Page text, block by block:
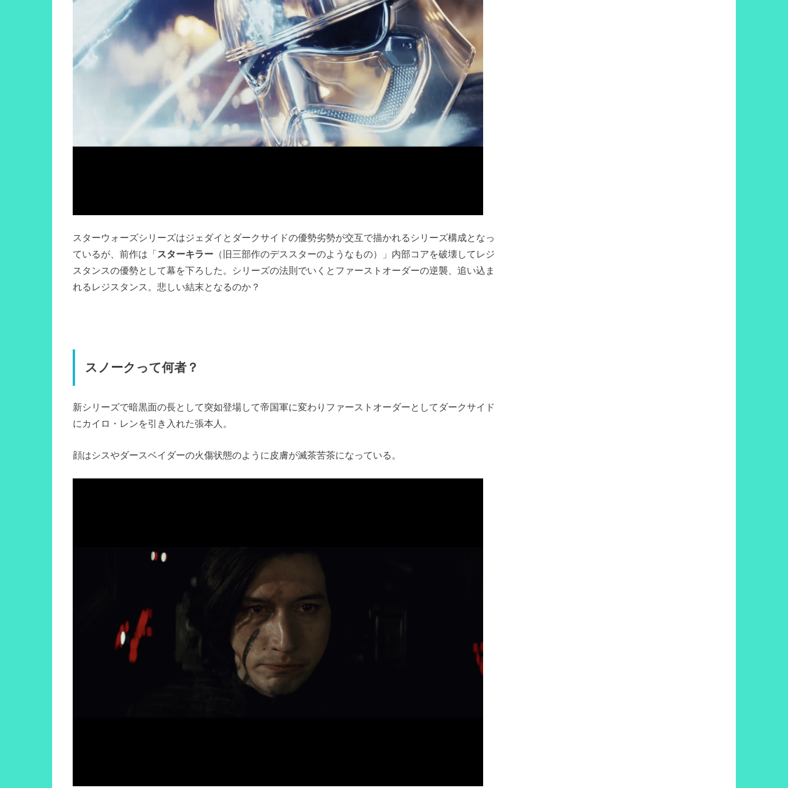
スターウォーズシリーズはジェダイとダークサイドの優勢劣勢が交互で描かれるシリーズ構成となっ
ているが、前作は「 スターキラー （旧三部作のデススターのようなもの）」内部コアを破壊してレジ
スタンスの優勢として幕を下ろした。シリーズの法則でいくとファーストオーダーの逆襲、追い込ま
れるレジスタンス。悲しい結末となるのか？
スノークって何者？
新シリーズで暗黒面の長として突如登場して帝国軍に変わりファーストオーダーとしてダークサイド
にカイロ・レンを引き入れた張本人。
顔はシスやダースベイダーの火傷状態のように皮膚が滅茶苦茶になっている。